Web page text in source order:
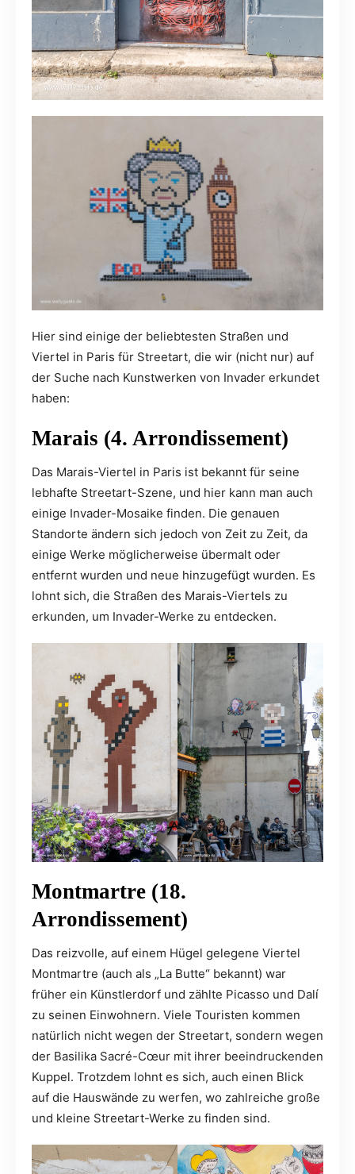
Hier sind einige der beliebtesten Straßen und
Viertel in Paris für Streetart, die wir (nicht nur) auf
der Suche nach Kunstwerken von Invader erkundet
haben:
Marais (4. Arrondissement)
Das Marais-Viertel in Paris ist bekannt für seine
lebhafte Streetart-Szene, und hier kann man auch
einige Invader-Mosaike finden. Die genauen
Standorte ändern sich jedoch von Zeit zu Zeit, da
einige Werke möglicherweise übermalt oder
entfernt wurden und neue hinzugefügt wurden. Es
lohnt sich, die Straßen des Marais-Viertels zu
erkunden, um Invader-Werke zu entdecken.
Montmartre (18.
Arrondissement)
Das reizvolle, auf einem Hügel gelegene Viertel
Montmartre (auch als „La Butte“ bekannt) war
früher ein Künstlerdorf und zählte Picasso und Dalí
zu seinen Einwohnern. Viele Touristen kommen
natürlich nicht wegen der Streetart, sondern wegen
der Basilika Sacré-Cœur mit ihrer beeindruckenden
Kuppel. Trotzdem lohnt es sich, auch einen Blick
auf die Hauswände zu werfen, wo zahlreiche große
und kleine Streetart-Werke zu finden sind.